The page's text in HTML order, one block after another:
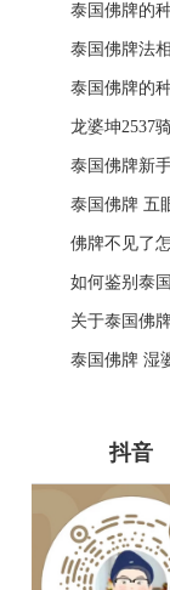
泰国佛牌的
泰国佛牌法
泰国佛牌的
龙婆坤2537
泰国佛牌新
泰国佛牌 五
佛牌不见了
如何鉴别泰
关于泰国佛
哪些种类！
泰国佛牌 湿
抖音